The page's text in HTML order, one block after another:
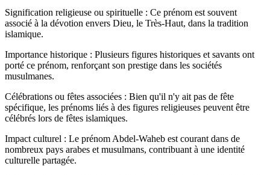
Signification religieuse ou spirituelle : Ce prénom est souvent
associé à la dévotion envers Dieu, le Très-Haut, dans la tradition
islamique.
Importance historique : Plusieurs figures historiques et savants ont
porté ce prénom, renforçant son prestige dans les sociétés
musulmanes.
Célébrations ou fêtes associées : Bien qu'il n'y ait pas de fête
spécifique, les prénoms liés à des figures religieuses peuvent être
célébrés lors de fêtes islamiques.
Impact culturel : Le prénom Abdel-Waheb est courant dans de
nombreux pays arabes et musulmans, contribuant à une identité
culturelle partagée.